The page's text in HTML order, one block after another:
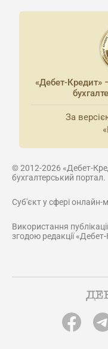
«Дебет-Кредит»
За
© 2012-2026 «Дебет-
бухгалтерський портал.
Суб'єкт у сфері онлайн-
Використання
згодою редакції